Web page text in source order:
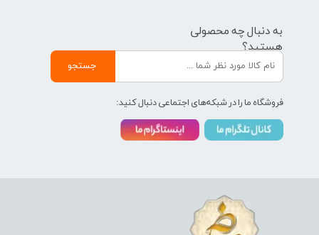
به دنبال چه محصولی
هستید؟
جستجو
فروشگاه ما را در شبکه‌های اجتماعی دنبال کنید: